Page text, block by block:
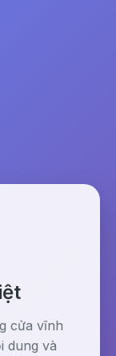
cửa vĩnh
dung và